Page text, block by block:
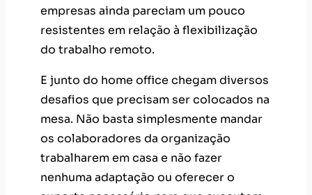
empresas ainda pareciam um pouco
resistentes em relação à flexibilização
do trabalho remoto.
E junto do home office chegam diversos
desafios que precisam ser colocados na
mesa. Não basta simplesmente mandar
os colaboradores da organização
trabalharem em casa e não fazer
nenhuma adaptação ou oferecer o